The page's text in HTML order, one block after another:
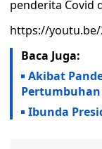
penderita Covid
https://youtu.be/
Baca Juga:
Akibat
Ibunda